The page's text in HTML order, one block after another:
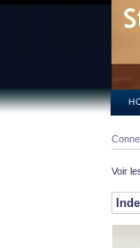
Voir